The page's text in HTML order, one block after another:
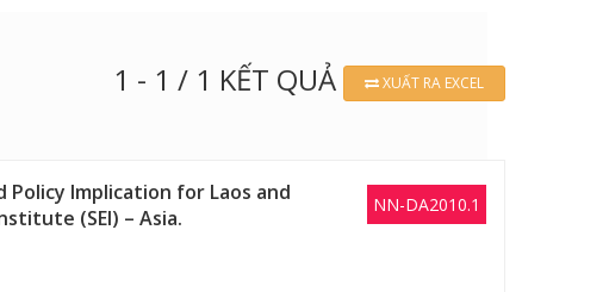
1 - 1 / 1 KẾT QUẢ XUẤT RA EXCEL
NN-DA2010.1
Implication for Laos and
(SEI) – Asia.